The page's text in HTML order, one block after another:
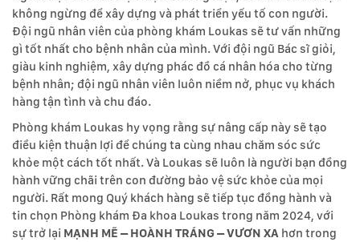
không ngừng để xây dựng và phát triển yếu tố con người.
Đội ngũ nhân viên của phòng khám Loukas sẽ tư vấn những
gì tốt nhất cho bệnh nhân của mình. Với đội ngũ Bác sĩ giỏi,
giàu kinh nghiệm, xây dựng phác đồ cá nhân hóa cho từng
bệnh nhân; đội ngũ nhân viên luôn niềm nở, phục vụ khách
hàng tận tình và chu đáo.
Phòng khám Loukas hy vọng rằng sự nâng cấp này sẽ tạo
điều kiện thuận lợi để chúng ta cùng nhau chăm sóc sức
khỏe một cách tốt nhất. Và Loukas sẽ luôn là người bạn đồng
hành vững chãi trên con đường bảo vệ sức khỏe của mọi
người. Rất mong Quý khách hàng sẽ tiếp tục đồng hành và
tin chọn Phòng khám Đa khoa Loukas trong năm 2024, với
sự trở lại MẠNH MẼ – HOÀNH TRÁNG – VƯƠN XA hơn trong